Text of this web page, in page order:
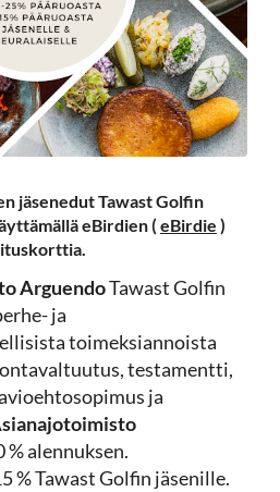
jäsenedut Tawast Golfin
eBirdien (eBirdie )
ArguendoTawast Golfin
ja
toimeksiannoista
testamentti,
ja
% alennuksen.
% Tawast Golfin jäsenille.